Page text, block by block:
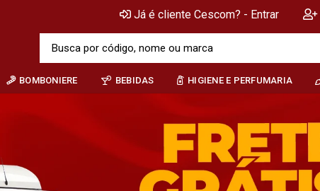
Já é cliente Cescom? - Entrar
BOMBONIERE BEBIDAS HIGIENE E PERFUMARIA